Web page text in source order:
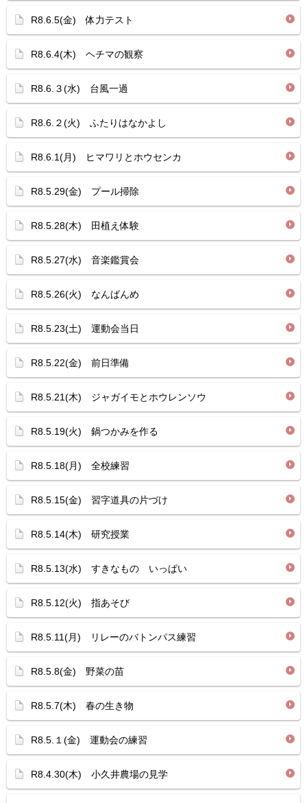
R8.6.5(金) 体力テスト
R8.6.4(木) ヘチマの観察
R8.6.３(水) 台風一過
R8.6.２(火) ふたりはなかよし
R8.6.1(月) ヒマワリとホウセンカ
R8.5.29(金) プール掃除
R8.5.28(木) 田植え体験
R8.5.27(水) 音楽鑑賞会
R8.5.26(火) なんばんめ
R8.5.23(土) 運動会当日
R8.5.22(金) 前日準備
R8.5.21(木) ジャガイモとホウレンソウ
R8.5.19(火) 鍋つかみを作る
R8.5.18(月) 全校練習
R8.5.15(金) 習字道具の片づけ
R8.5.14(木) 研究授業
R8.5.13(水) すきなもの いっぱい
R8.5.12(火) 指あそび
R8.5.11(月) リレーのバトンパス練習
R8.5.8(金) 野菜の苗
R8.5.7(木) 春の生き物
R8.5.１(金) 運動会の練習
R8.4.30(木) 小久井農場の見学